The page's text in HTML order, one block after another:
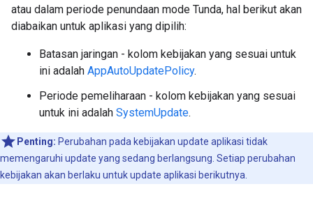
atau dalam periode penundaan mode Tunda, hal berikut akan
diabaikan untuk aplikasi yang dipilih:
Batasan jaringan - kolom kebijakan yang sesuai untuk
ini adalah AppAutoUpdatePolicy.
Periode pemeliharaan - kolom kebijakan yang sesuai
untuk ini adalah SystemUpdate.
Penting: Perubahan pada kebijakan update aplikasi tidak
memengaruhi update yang sedang berlangsung. Setiap perubahan
kebijakan akan berlaku untuk update aplikasi berikutnya.